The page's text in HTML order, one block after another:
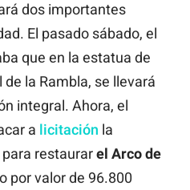
dos importantes
El pasado sábado, el
que en la estatua de
de la Rambla, se llevará
integral. Ahora, el
a licitación la
restaurarel Arco de
por valor de 96.800